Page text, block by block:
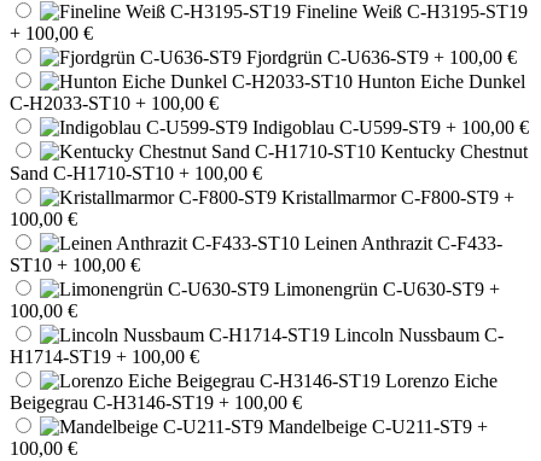
Fineline Weiß C-H3195-ST19
+ 100,00 €
Fjordgrün C-U636-ST9 + 100,00 €
Hunton Eiche Dunkel
C-H2033-ST10 + 100,00 €
Indigoblau C-U599-ST9 + 100,00 €
Kentucky Chestnut
Sand C-H1710-ST10 + 100,00 €
Kristallmarmor C-F800-ST9 +
100,00 €
Leinen Anthrazit C-F433-
ST10 + 100,00 €
Limonengrün C-U630-ST9 +
100,00 €
Lincoln Nussbaum C-
H1714-ST19 + 100,00 €
Lorenzo Eiche
Beigegrau C-H3146-ST19 + 100,00 €
Mandelbeige C-U211-ST9 +
100,00 €